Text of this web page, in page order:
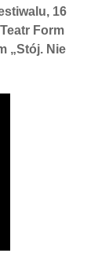
16
Form
„Stój. Nie